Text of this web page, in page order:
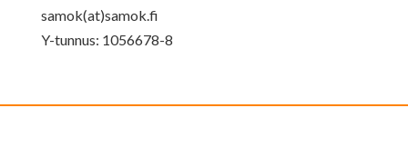
samok(at)samok.fi
Y-tunnus: 1056678-8